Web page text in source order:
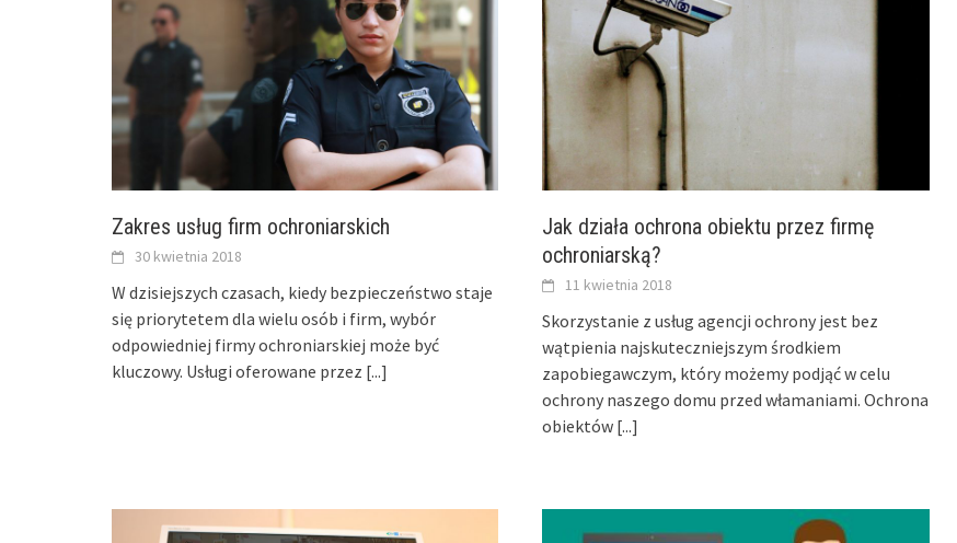
Zakres usług firm ochroniarskich
30 kwietnia 2018
W dzisiejszych czasach, kiedy bezpieczeństwo staje
się priorytetem dla wielu osób i firm, wybór
odpowiedniej firmy ochroniarskiej może być
kluczowy. Usługi oferowane przez [...]
Jak działa ochrona obiektu przez firmę
ochroniarską?
11 kwietnia 2018
Skorzystanie z usług agencji ochrony jest bez
wątpienia najskuteczniejszym środkiem
zapobiegawczym, który możemy podjąć w celu
ochrony naszego domu przed włamaniami. Ochrona
obiektów [...]